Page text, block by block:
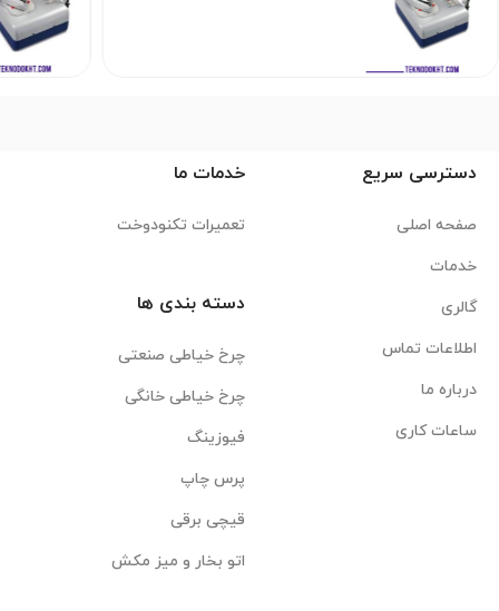
دسترسی سریع
صفحه اصلی
خدمات
گالری
اطلاعات تماس
درباره ما
ساعات کاری
خدمات ما
تعمیرات تکنودوخت
دسته بندی ها
چرخ خیاطی صنعتی
چرخ خیاطی خانگی
فیوزینگ
پرس چاپ
قیچی برقی
اتو بخار و میز مکش